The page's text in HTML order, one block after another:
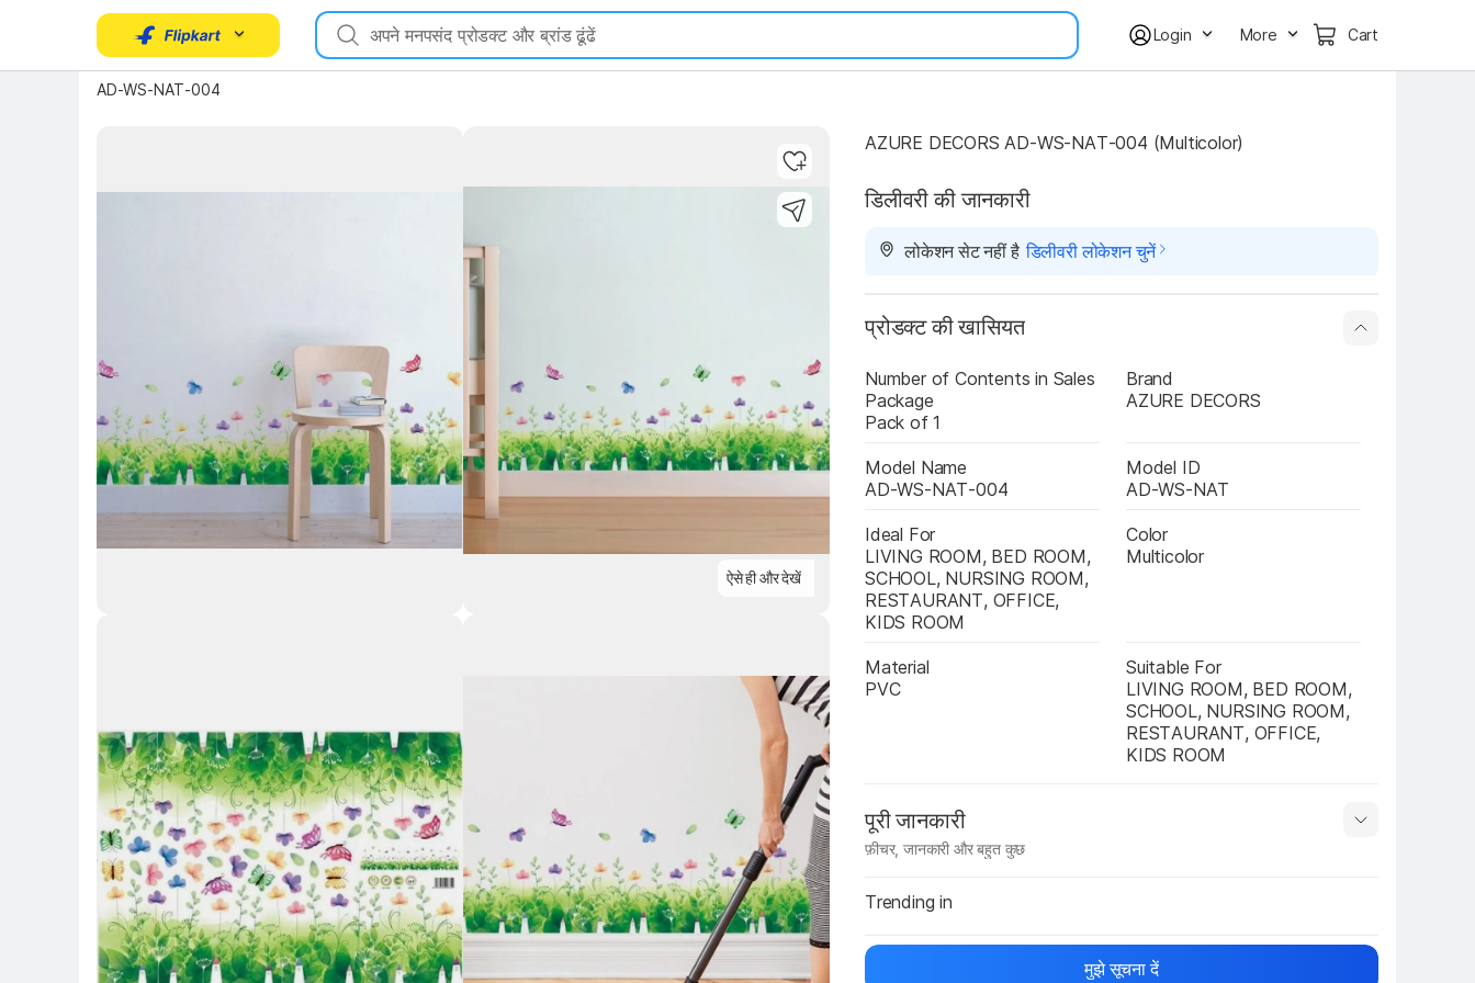
Login More Cart
AD-WS-NAT-004
ऐसे ही और देखें
Key Highlights
AZURE DECORS AD-WS-NAT-004 (Multicolor)
डिलीवरी की जानकारी
लोकेशन सेट नहीं है डिलीवरी लोकेशन चुनें
प्रोडक्ट की खासियत
Number of Contents in Sales
Package
Pack of 1
Brand
AZURE DECORS
Model Name
AD-WS-NAT-004
Model ID
AD-WS-NAT
Ideal For
LIVING ROOM, BED ROOM,
SCHOOL, NURSING ROOM,
RESTAURANT, OFFICE,
KIDS ROOM
Color
Multicolor
Material
PVC
Suitable For
LIVING ROOM, BED ROOM,
SCHOOL, NURSING ROOM,
RESTAURANT, OFFICE,
KIDS ROOM
पूरी जानकारी
फ़ीचर, जानकारी और बहुत कुछ
मैन्युफ़ैक्चरर का नाम
Trending in
मुझे सूचना दें